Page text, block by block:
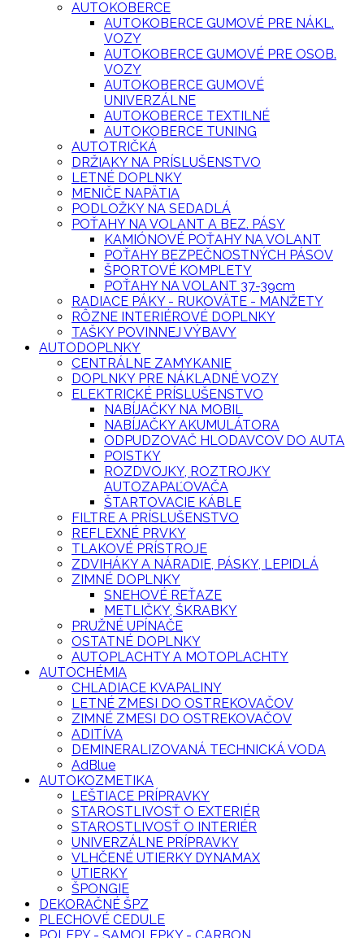
AUTOKOBERCE
AUTOKOBERCE GUMOVÉ PRE NÁKL.
VOZY
AUTOKOBERCE GUMOVÉ PRE OSOB.
VOZY
AUTOKOBERCE GUMOVÉ
UNIVERZÁLNE
AUTOKOBERCE TEXTILNÉ
AUTOKOBERCE TUNING
AUTOTRIČKÁ
DRŽIAKY NA PRÍSLUŠENSTVO
LETNÉ DOPLNKY
MENIČE NAPÄTIA
PODLOŽKY NA SEDADLÁ
POŤAHY NA VOLANT A BEZ. PÁSY
KAMIÓNOVÉ POŤAHY NA VOLANT
POŤAHY BEZPEČNOSTNÝCH PÁSOV
ŠPORTOVÉ KOMPLETY
POŤAHY NA VOLANT 37-39cm
RADIACE PÁKY - RUKOVÄTE - MANŽETY
RÔZNE INTERIÉROVÉ DOPLNKY
TAŠKY POVINNEJ VÝBAVY
AUTODOPLNKY
CENTRÁLNE ZAMYKANIE
DOPLNKY PRE NÁKLADNÉ VOZY
ELEKTRICKÉ PRÍSLUŠENSTVO
NABÍJAČKY NA MOBIL
NABÍJAČKY AKUMULÁTORA
ODPUDZOVAČ HLODAVCOV DO AUTA
POISTKY
ROZDVOJKY, ROZTROJKY
AUTOZAPAĽOVAČA
ŠTARTOVACIE KÁBLE
FILTRE A PRÍSLUŠENSTVO
REFLEXNÉ PRVKY
TLAKOVÉ PRÍSTROJE
ZDVIHÁKY A NÁRADIE, PÁSKY, LEPIDLÁ
ZIMNÉ DOPLNKY
SNEHOVÉ REŤAZE
METLIČKY, ŠKRABKY
PRUŽNÉ UPÍNAČE
OSTATNÉ DOPLNKY
AUTOPLACHTY A MOTOPLACHTY
AUTOCHÉMIA
CHLADIACE KVAPALINY
LETNÉ ZMESI DO OSTREKOVAČOV
ZIMNÉ ZMESI DO OSTREKOVAČOV
ADITÍVA
DEMINERALIZOVANÁ TECHNICKÁ VODA
AdBlue
AUTOKOZMETIKA
LEŠTIACE PRÍPRAVKY
STAROSTLIVOSŤ O EXTERIÉR
STAROSTLIVOSŤ O INTERIÉR
UNIVERZÁLNE PRÍPRAVKY
VLHČENÉ UTIERKY DYNAMAX
UTIERKY
ŠPONGIE
DEKORAČNÉ ŠPZ
PLECHOVÉ CEDULE